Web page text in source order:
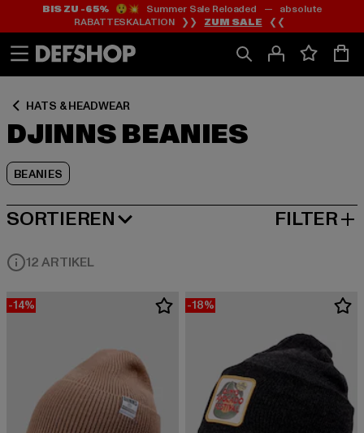
Zum
Inhalt
springen
Zum
Fußzeile
springen
BIS ZU -65%😲💥 Summer Sale Reloaded — absolute
RABATTESKALATION ❯❯ ZUM SALE ❮❮
HATS & HEADWEAR
DJINNS BEANIES
BEANIES
Zum
Produktraster
springen
SORTIEREN
BELIEBTESTE FILTER
12 ARTIKEL
-14% -18%